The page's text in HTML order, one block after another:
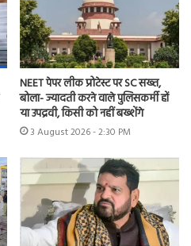
NEET पेपर लीक प्रोटेस्ट पर SC सख्त,
बोला- ज्यादती करने वाले पुलिसकर्मी हों
या उपद्रवी, किसी को नहीं बख्शेंगे
3 August 2026 - 2:30 PM